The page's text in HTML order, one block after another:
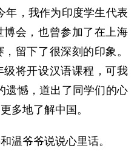
，我作为印度学生代表
博会，也曾参加了在上海
留下了很深刻的印象。
将开设汉语课程，可我
遗憾，道出了同学们的心
多地了解中国。
爷爷说说心里话。